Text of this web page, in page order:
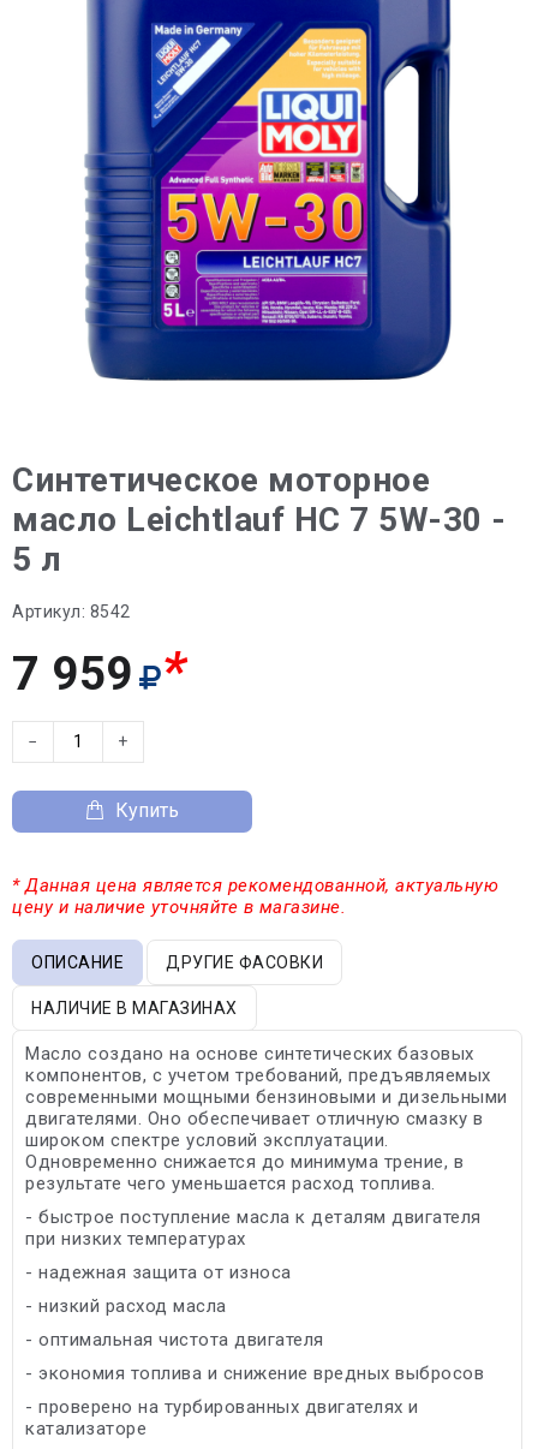
Синтетическое моторное
масло Leichtlauf HC 7 5W-30 -
5 л
Артикул: 8542
7 959 *
− +
Купить
* Данная цена является рекомендованной, актуальную
цену и наличие уточняйте в магазине.
ОПИСАНИЕ ДРУГИЕ ФАСОВКИ
НАЛИЧИЕ В МАГАЗИНАХ
Масло создано на основе синтетических базовых
компонентов, с учетом требований, предъявляемых
современными мощными бензиновыми и дизельными
двигателями. Оно обеспечивает отличную смазку в
широком спектре условий эксплуатации.
Одновременно снижается до минимума трение, в
результате чего уменьшается расход топлива.
- быстрое поступление масла к деталям двигателя
при низких температурах
- надежная защита от износа
- низкий расход масла
- оптимальная чистота двигателя
- экономия топлива и снижение вредных выбросов
- проверено на турбированных двигателях и
катализаторе